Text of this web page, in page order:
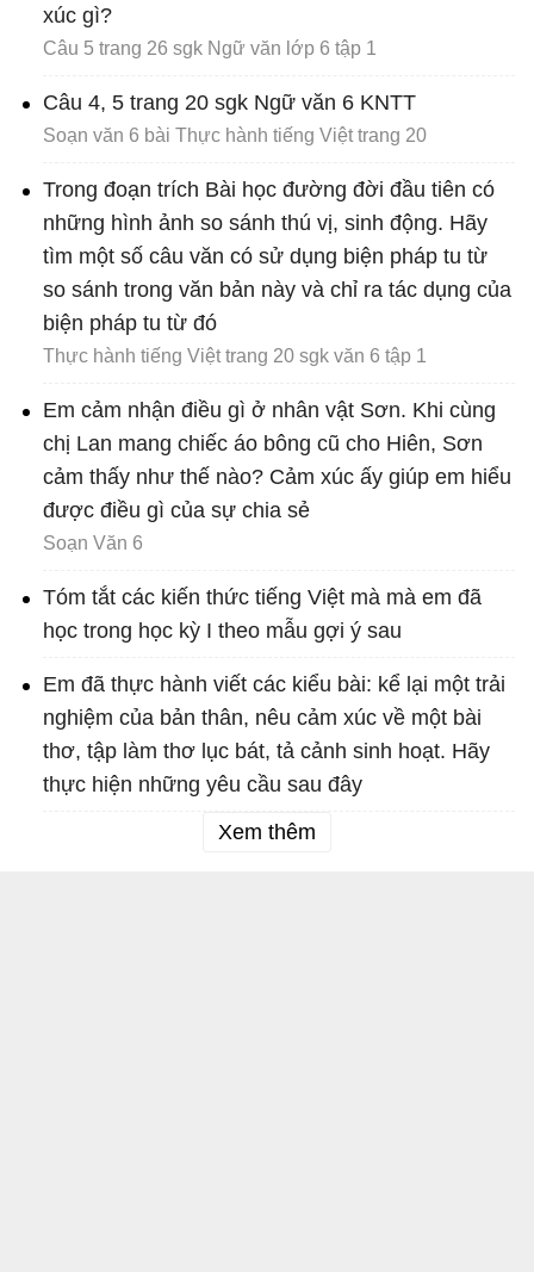
xúc gì?
Câu 5 trang 26 sgk Ngữ văn lớp 6 tập 1
Câu 4, 5 trang 20 sgk Ngữ văn 6 KNTT
Soạn văn 6 bài Thực hành tiếng Việt trang 20
Trong đoạn trích Bài học đường đời đầu tiên có
những hình ảnh so sánh thú vị, sinh động. Hãy
tìm một số câu văn có sử dụng biện pháp tu từ
so sánh trong văn bản này và chỉ ra tác dụng của
biện pháp tu từ đó
Thực hành tiếng Việt trang 20 sgk văn 6 tập 1
Em cảm nhận điều gì ở nhân vật Sơn. Khi cùng
chị Lan mang chiếc áo bông cũ cho Hiên, Sơn
cảm thấy như thế nào? Cảm xúc ấy giúp em hiểu
được điều gì của sự chia sẻ
Soạn Văn 6
Tóm tắt các kiến thức tiếng Việt mà mà em đã
học trong học kỳ I theo mẫu gợi ý sau
Em đã thực hành viết các kiểu bài: kể lại một trải
nghiệm của bản thân, nêu cảm xúc về một bài
thơ, tập làm thơ lục bát, tả cảnh sinh hoạt. Hãy
thực hiện những yêu cầu sau đây
Xem thêm